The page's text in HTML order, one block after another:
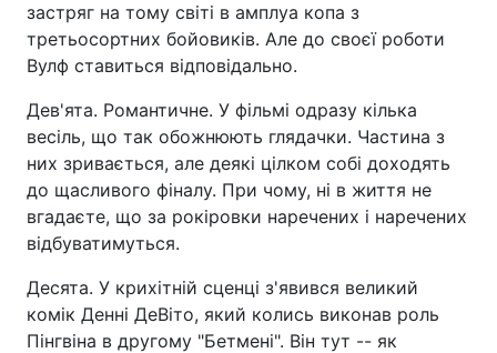
застряг на тому світі в амплуа копа з
третьосортних бойовиків. Але до своєї роботи
Вулф ставиться відповідально.
Дев'ята. Романтичне. У фільмі одразу кілька
весіль, що так обожнюють глядачки. Частина з
них зривається, але деякі цілком собі доходять
до щасливого фіналу. При чому, ні в життя не
вгадаєте, що за рокіровки наречених і наречених
відбуватимуться.
Десята. У крихітній сценці з'явився великий
комік Денні ДеВіто, який колись виконав роль
Пінгвіна в другому "Бетмені". Він тут -- як